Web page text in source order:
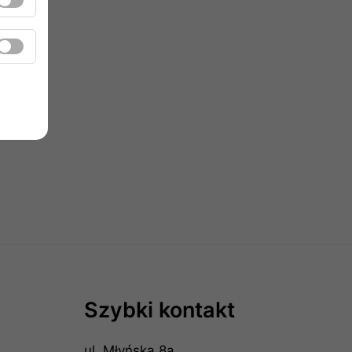
Szybki kontakt